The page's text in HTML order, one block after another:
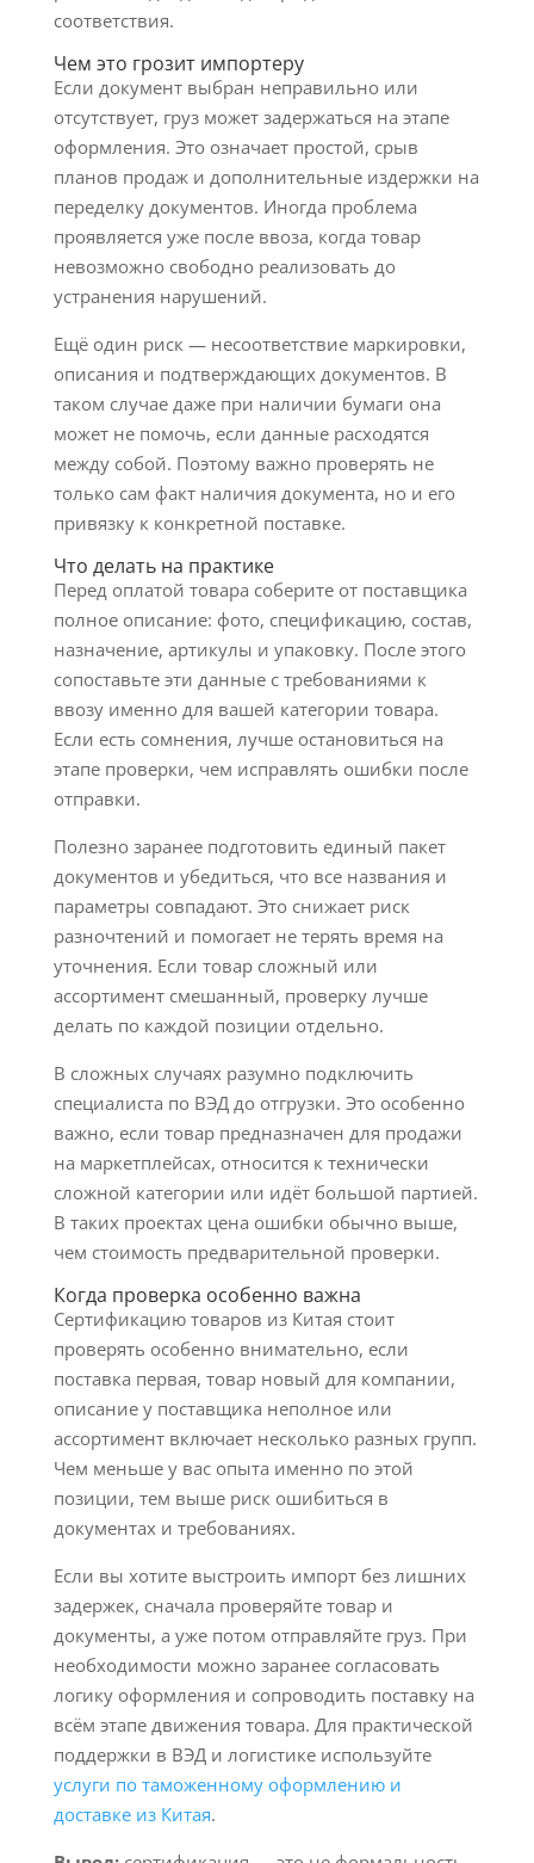
соответствия.
Чем это грозит импортеру
Если документ выбран неправильно или
отсутствует, груз может задержаться на этапе
оформления. Это означает простой, срыв
планов продаж и дополнительные издержки на
переделку документов. Иногда проблема
проявляется уже после ввоза, когда товар
невозможно свободно реализовать до
устранения нарушений.
Ещё один риск — несоответствие маркировки,
описания и подтверждающих документов. В
таком случае даже при наличии бумаги она
может не помочь, если данные расходятся
между собой. Поэтому важно проверять не
только сам факт наличия документа, но и его
привязку к конкретной поставке.
Что делать на практике
Перед оплатой товара соберите от поставщика
полное описание: фото, спецификацию, состав,
назначение, артикулы и упаковку. После этого
сопоставьте эти данные с требованиями к
ввозу именно для вашей категории товара.
Если есть сомнения, лучше остановиться на
этапе проверки, чем исправлять ошибки после
отправки.
Полезно заранее подготовить единый пакет
документов и убедиться, что все названия и
параметры совпадают. Это снижает риск
разночтений и помогает не терять время на
уточнения. Если товар сложный или
ассортимент смешанный, проверку лучше
делать по каждой позиции отдельно.
В сложных случаях разумно подключить
специалиста по ВЭД до отгрузки. Это особенно
важно, если товар предназначен для продажи
на маркетплейсах, относится к технически
сложной категории или идёт большой партией.
В таких проектах цена ошибки обычно выше,
чем стоимость предварительной проверки.
Когда проверка особенно важна
Сертификацию товаров из Китая стоит
проверять особенно внимательно, если
поставка первая, товар новый для компании,
описание у поставщика неполное или
ассортимент включает несколько разных групп.
Чем меньше у вас опыта именно по этой
позиции, тем выше риск ошибиться в
документах и требованиях.
Если вы хотите выстроить импорт без лишних
задержек, сначала проверяйте товар и
документы, а уже потом отправляйте груз. При
необходимости можно заранее согласовать
логику оформления и сопроводить поставку на
всём этапе движения товара. Для практической
поддержки в ВЭД и логистике используйте
услуги по таможенному оформлению и
доставке из Китая.